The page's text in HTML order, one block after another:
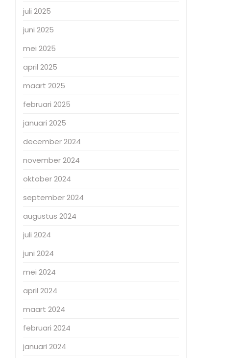
juli 2025
juni 2025
mei 2025
april 2025
maart 2025
februari 2025
januari 2025
december 2024
november 2024
oktober 2024
september 2024
augustus 2024
juli 2024
juni 2024
mei 2024
april 2024
maart 2024
februari 2024
januari 2024